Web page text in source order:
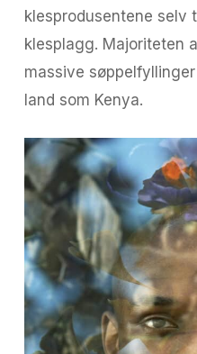
klesprodusentene selv
klesplagg. Majoriteten
massive
land som Kenya.